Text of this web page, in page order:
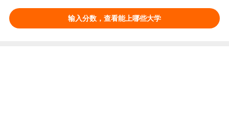
输入分数，查看能上哪些大学